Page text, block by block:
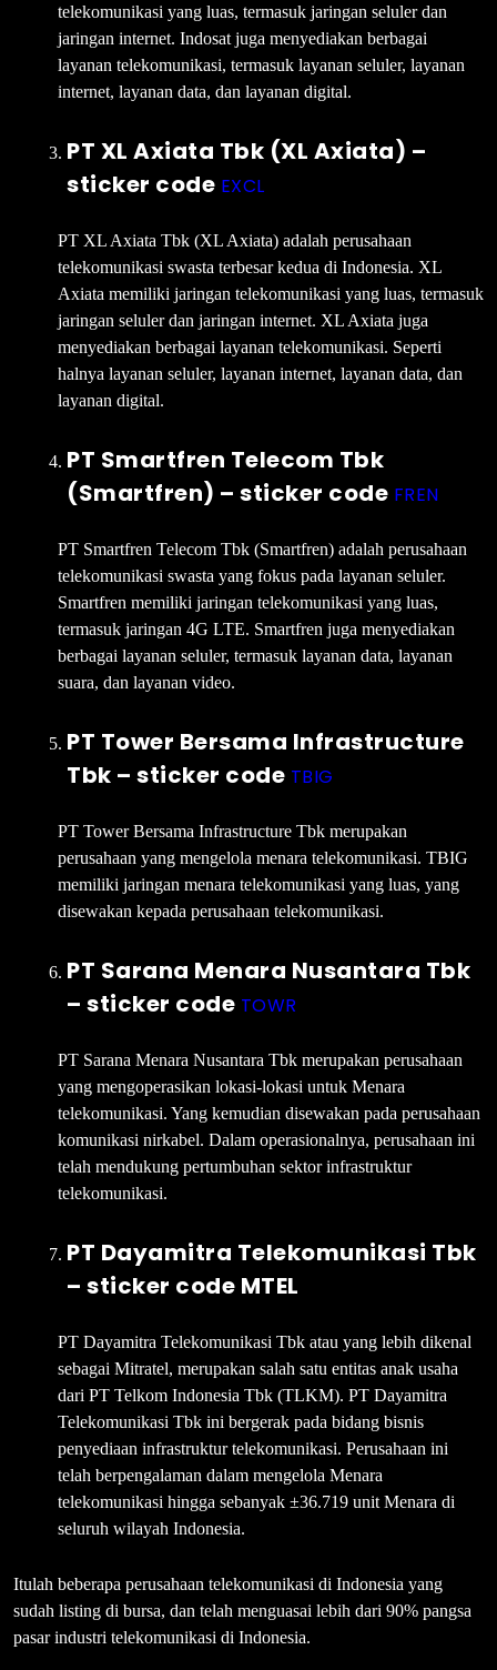
telekomunikasi yang luas, termasuk jaringan seluler dan
jaringan internet. Indosat juga menyediakan berbagai
layanan telekomunikasi, termasuk layanan seluler, layanan
internet, layanan data, dan layanan digital.
PT XL Axiata Tbk (XL Axiata) –
sticker code EXCL
PT XL Axiata Tbk (XL Axiata) adalah perusahaan
telekomunikasi swasta terbesar kedua di Indonesia. XL
Axiata memiliki jaringan telekomunikasi yang luas, termasuk
jaringan seluler dan jaringan internet. XL Axiata juga
menyediakan berbagai layanan telekomunikasi. Seperti
halnya layanan seluler, layanan internet, layanan data, dan
layanan digital.
PT Smartfren Telecom Tbk
(Smartfren) – sticker code FREN
PT Smartfren Telecom Tbk (Smartfren) adalah perusahaan
telekomunikasi swasta yang fokus pada layanan seluler.
Smartfren memiliki jaringan telekomunikasi yang luas,
termasuk jaringan 4G LTE. Smartfren juga menyediakan
berbagai layanan seluler, termasuk layanan data, layanan
suara, dan layanan video.
PT Tower Bersama Infrastructure
Tbk – sticker code TBIG
PT Tower Bersama Infrastructure Tbk merupakan
perusahaan yang mengelola menara telekomunikasi. TBIG
memiliki jaringan menara telekomunikasi yang luas, yang
disewakan kepada perusahaan telekomunikasi.
PT Sarana Menara Nusantara Tbk
– sticker code TOWR
PT Sarana Menara Nusantara Tbk merupakan perusahaan
yang mengoperasikan lokasi-lokasi untuk Menara
telekomunikasi. Yang kemudian disewakan pada perusahaan
komunikasi nirkabel. Dalam operasionalnya, perusahaan ini
telah mendukung pertumbuhan sektor infrastruktur
telekomunikasi.
PT Dayamitra Telekomunikasi Tbk
– sticker code MTEL
PT Dayamitra Telekomunikasi Tbk atau yang lebih dikenal
sebagai Mitratel, merupakan salah satu entitas anak usaha
dari PT Telkom Indonesia Tbk (TLKM). PT Dayamitra
Telekomunikasi Tbk ini bergerak pada bidang bisnis
penyediaan infrastruktur telekomunikasi. Perusahaan ini
telah berpengalaman dalam mengelola Menara
telekomunikasi hingga sebanyak ±36.719 unit Menara di
seluruh wilayah Indonesia.
Itulah beberapa perusahaan telekomunikasi di Indonesia yang
sudah listing di bursa, dan telah menguasai lebih dari 90% pangsa
pasar industri telekomunikasi di Indonesia.